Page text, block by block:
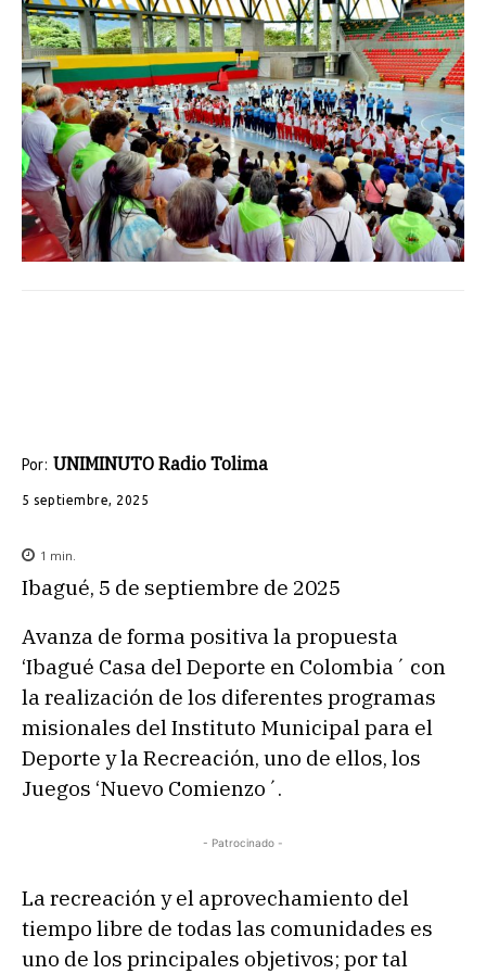
Por: UNIMINUTO Radio Tolima
5 septiembre, 2025
1 min.
Ibagué, 5 de septiembre de 2025
Avanza de forma positiva la propuesta
‘Ibagué Casa del Deporte en Colombia´ con
la realización de los diferentes programas
misionales del Instituto Municipal para el
Deporte y la Recreación, uno de ellos, los
Juegos ‘Nuevo Comienzo´.
- Patrocinado -
La recreación y el aprovechamiento del
tiempo libre de todas las comunidades es
uno de los principales objetivos; por tal